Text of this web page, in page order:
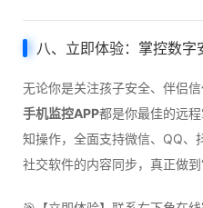
八、立即体验：掌控数字
无论你是关注孩子安全、伴侣信
手机监控APP都是你最佳的远
知操作，全面支持微信、QQ
社交软件的内容同步，真正做到